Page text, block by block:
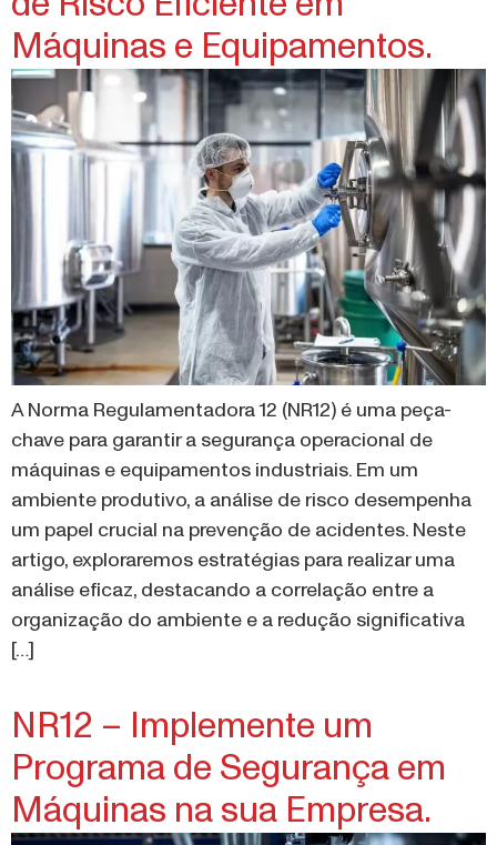
Máquinas e Equipamentos.
A Norma Regulamentadora 12 (NR12) é uma peça-
chave para garantir a segurança operacional de
máquinas e equipamentos industriais. Em um
ambiente produtivo, a análise de risco desempenha
um papel crucial na prevenção de acidentes. Neste
artigo, exploraremos estratégias para realizar uma
análise eficaz, destacando a correlação entre a
organização do ambiente e a redução significativa
[…]
NR12 – Implemente um
Programa de Segurança em
Máquinas na sua Empresa.